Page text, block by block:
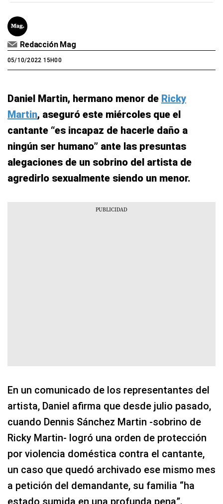
Redacción Mag
05/10/2022 15H00
Daniel Martin, hermano menor de Ricky
Martin, aseguró este miércoles que el
cantante “es incapaz de hacerle daño a
ningún ser humano” ante las presuntas
alegaciones de un sobrino del artista de
agredirlo sexualmente siendo un menor.
En un comunicado de los representantes del
artista, Daniel afirma que desde julio pasado,
cuando Dennis Sánchez Martin -sobrino de
Ricky Martin- logró una orden de protección
por violencia doméstica contra el cantante,
un caso que quedó archivado ese mismo mes
a petición del demandante, su familia “ha
estado sumida en una profunda pena”.